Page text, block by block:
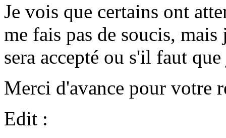
Je vois que certains ont
me fais pas de soucis,
sera accepté ou s'il faut
Merci d'avance pour votre
Edit :